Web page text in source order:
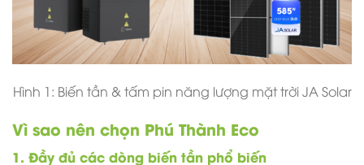
Hình 1: Biến tần & tấm pin năng lượng mặt trời JA Solar
Vì sao nên chọn Phú Thành Eco
1. Đầy đủ các dòng biến tần phổ biến